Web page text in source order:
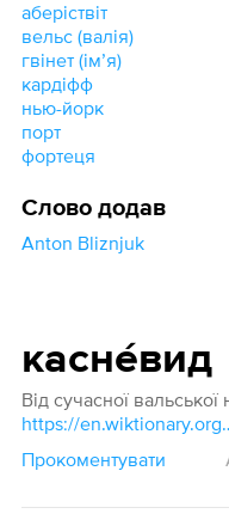
аберіствіт
вельс (валія)
гвінет (імʼя)
кардіфф
нью-йорк
порт
фортеця
Слово додав
Anton Bliznjuk
касне́вид
Від сучасної
https://
Прокоментувати